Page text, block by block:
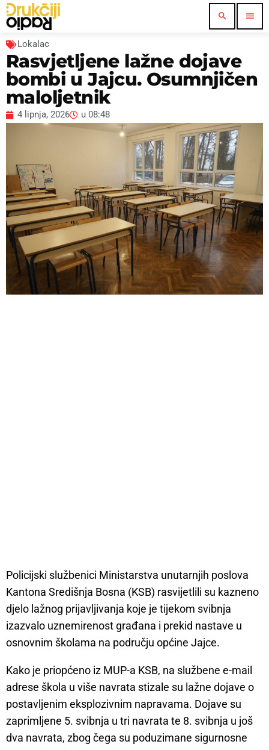
search menu
Lokalac
Rasvjetljene lažne dojave
bombi u Jajcu. Osumnjičen
maloljetnik
4 lipnja, 2026 u 08:48
Policijski službenici Ministarstva unutarnjih poslova
Kantona Središnja Bosna (KSB) rasvijetlili su kazneno
djelo lažnog prijavljivanja koje je tijekom svibnja
izazvalo uznemirenost građana i prekid nastave u
osnovnim školama na području općine Jajce.
Kako je priopćeno iz MUP-a KSB, na službene e-mail
adrese škola u više navrata stizale su lažne dojave o
postavljenim eksplozivnim napravama. Dojave su
zaprimljene 5. svibnja u tri navrata te 8. svibnja u još
dva navrata, zbog čega su poduzimane sigurnosne